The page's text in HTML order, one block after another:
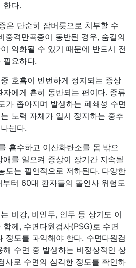
한다.
은 단순히 잠버릇으로 치부할 수
중격만곡증이 동반된 경우, 숨길의
악화될 수 있기 때문에 반드시 전
필요하다.
호흡이 빈번하게 정지되는 증상
에게 흔히 동반되는 편이다. 종류
가 좁아지며 발생하는 폐쇄성 수면
노력 자체가 일시 정지하는 중추
뉜다.
흡수하고 이산화탄소를 몸 밖으
를 일으켜 증상이 장기간 지속될
도는 필연적으로 저하된다. 다양한
터 60대 환자들의 돌연사 위험도
비강, 비인두, 인두 등 상기도 이
께, 수면다원검사(PSG)로 수면
정도를 파악해야 한다. 수면다원검
해 수면 중 발생하는 비정상적인 상
사로 수면의 심각한 정도를 확인하